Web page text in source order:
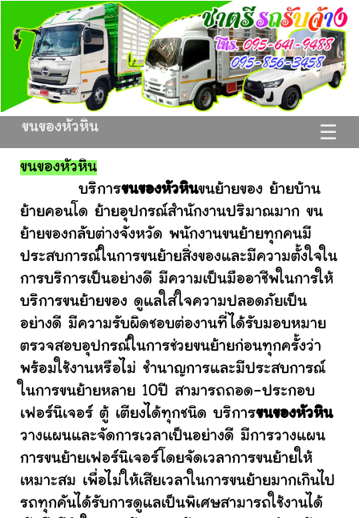
☰
ขนของหัวหิน
ขนของหัวหิน
บริการขนของหัวหินขนย้ายของ ย้ายบ้าน
ย้ายคอนโด ย้ายอุปกรณ์สำนักงานปริมาณมาก ขน
ย้ายของกลับต่างจังหวัด พนักงานขนย้ายทุกคนมี
ประสบการณ์ในการขนย้ายสิ่งของและมีความตั้งใจใน
การบริการเป็นอย่างดี มีความเป็นมืออาชีพในการให้
บริการขนย้ายของ ดูแลใส่ใจความปลอดภัยเป็น
อย่างดี มีความรับผิดชอบต่องานที่ได้รับมอบหมาย
ตรวจสอบอุปกรณ์ในการช่วยขนย้ายก่อนทุกครั้งว่า
พร้อมใช้งานหรือไม่ ชำนาญการและมีประสบการณ์
ในการขนย้ายหลาย 10ปี สามารถถอด-ประกอบ
เฟอร์นิเจอร์ ตู้ เตียงได้ทุกชนิด บริการขนของหัวหิน
วางแผนและจัดการเวลาเป็นอย่างดี มีการวางแผน
การขนย้ายเฟอร์นิเจอร์โดยจัดเวลาการขนย้ายให้
เหมาะสม เพื่อไม่ให้เสียเวลาในการขนย้ายมากเกินไป
รถทุกคันได้รับการดูแลเป็นพิเศษสามารถใช้งานได้